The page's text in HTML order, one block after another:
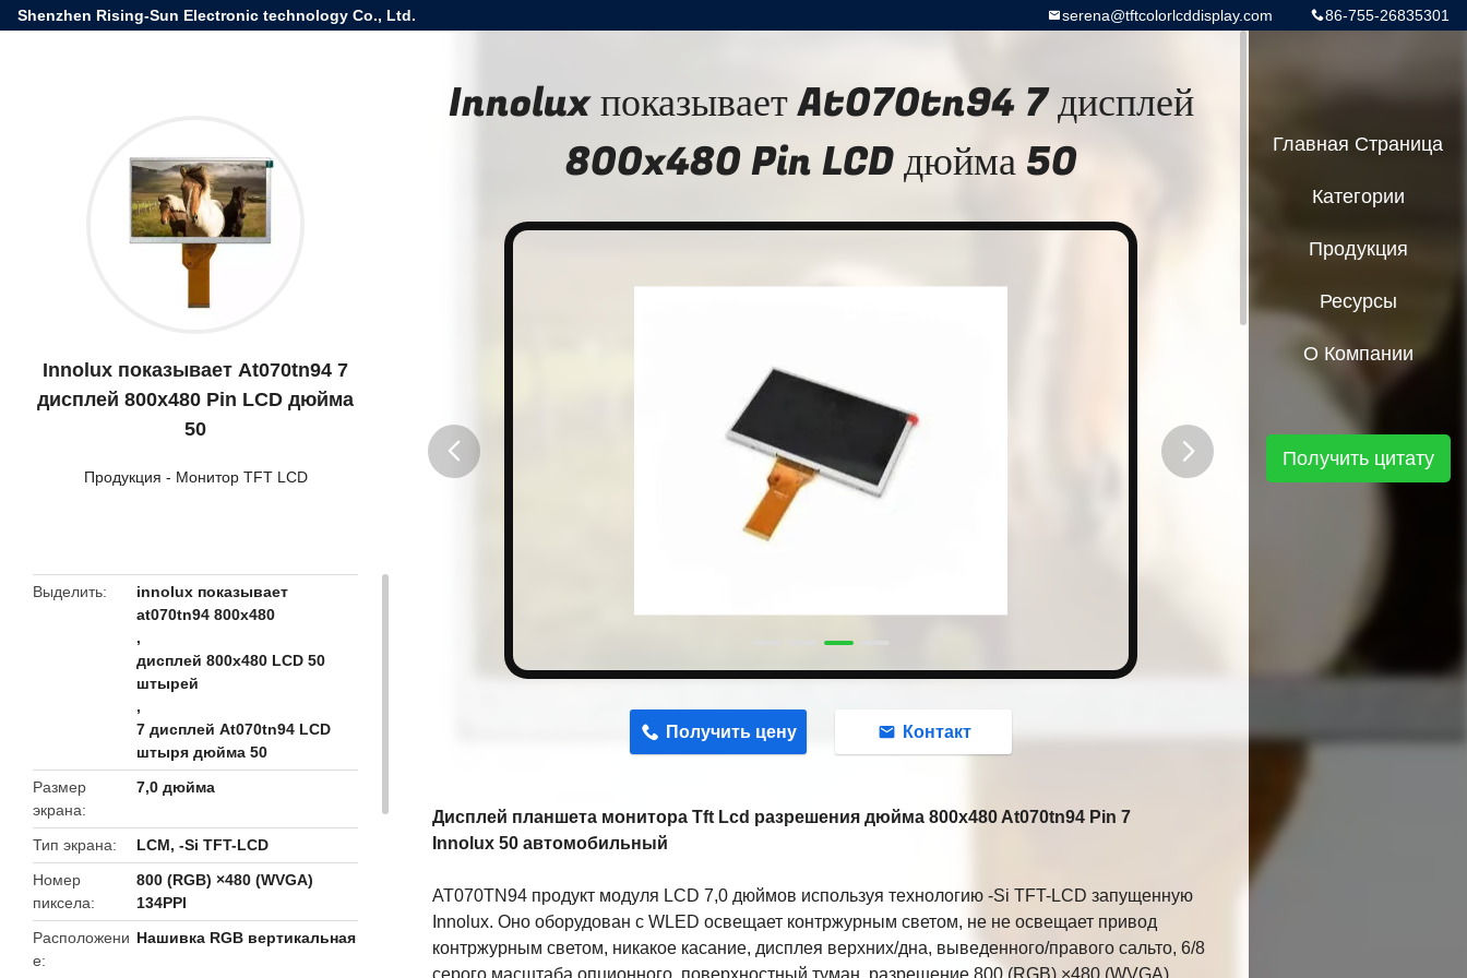
Shenzhen Rising-Sun Electronic technology Co., Ltd. 86-755-26835301
serena@tftcolorlcddisplay.com
Innolux показывает At070tn94 7
дисплей 800x480 Pin LCD дюйма
50
Продукция - Монитор TFT LCD
Выделить
innolux показывает
at070tn94 800x480
,
дисплей 800x480 LCD 50
штырей
,
7 дисплей At070tn94 LCD
штыря дюйма 50
Размер
экрана
7,0 дюйма
Тип экрана
LCM, -Si TFT-LCD
Номер
пиксела
800 (RGB) ×480 (WVGA)
134PPI
Расположени
е
Нашивка RGB вертикальная
Innolux показывает At070tn94 7 дисплей
800x480 Pin LCD дюйма 50
Получить цену Контакт
Дисплей планшета монитора Tft Lcd разрешения дюйма 800x480 At070tn94 Pin 7
Innolux 50 автомобильный
AT070TN94 продукт модуля LCD 7,0 дюймов используя технологию -Si TFT-LCD запущенную
Innolux. Оно оборудован с WLED освещает контржурным светом, не не освещает привод
контржурным светом, никакое касание, дисплея верхних/дна, выведенного/правого сальто, 6/8
Главная Страница
Категории
Продукция
Ресурсы
О Компании
Получить цитату